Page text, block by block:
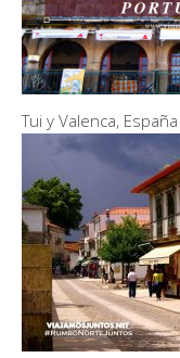
Tui y Valenca,